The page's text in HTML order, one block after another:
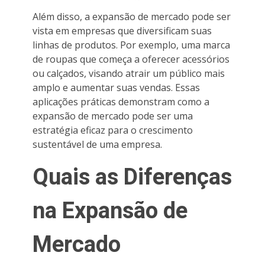
Além disso, a expansão de mercado pode ser
vista em empresas que diversificam suas
linhas de produtos. Por exemplo, uma marca
de roupas que começa a oferecer acessórios
ou calçados, visando atrair um público mais
amplo e aumentar suas vendas. Essas
aplicações práticas demonstram como a
expansão de mercado pode ser uma
estratégia eficaz para o crescimento
sustentável de uma empresa.
Quais as Diferenças
na Expansão de
Mercado